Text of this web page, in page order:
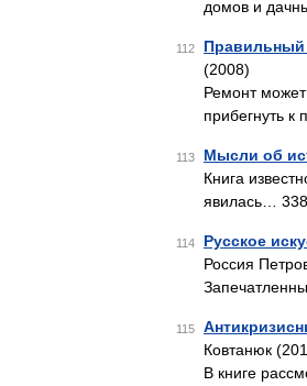
домов и
112 Правильный
(2008)
Ремонт
прибегнуть
113 Мысли об
Книга
явилась…
114 Русское
Россия
115
Ковтанюк
В книге